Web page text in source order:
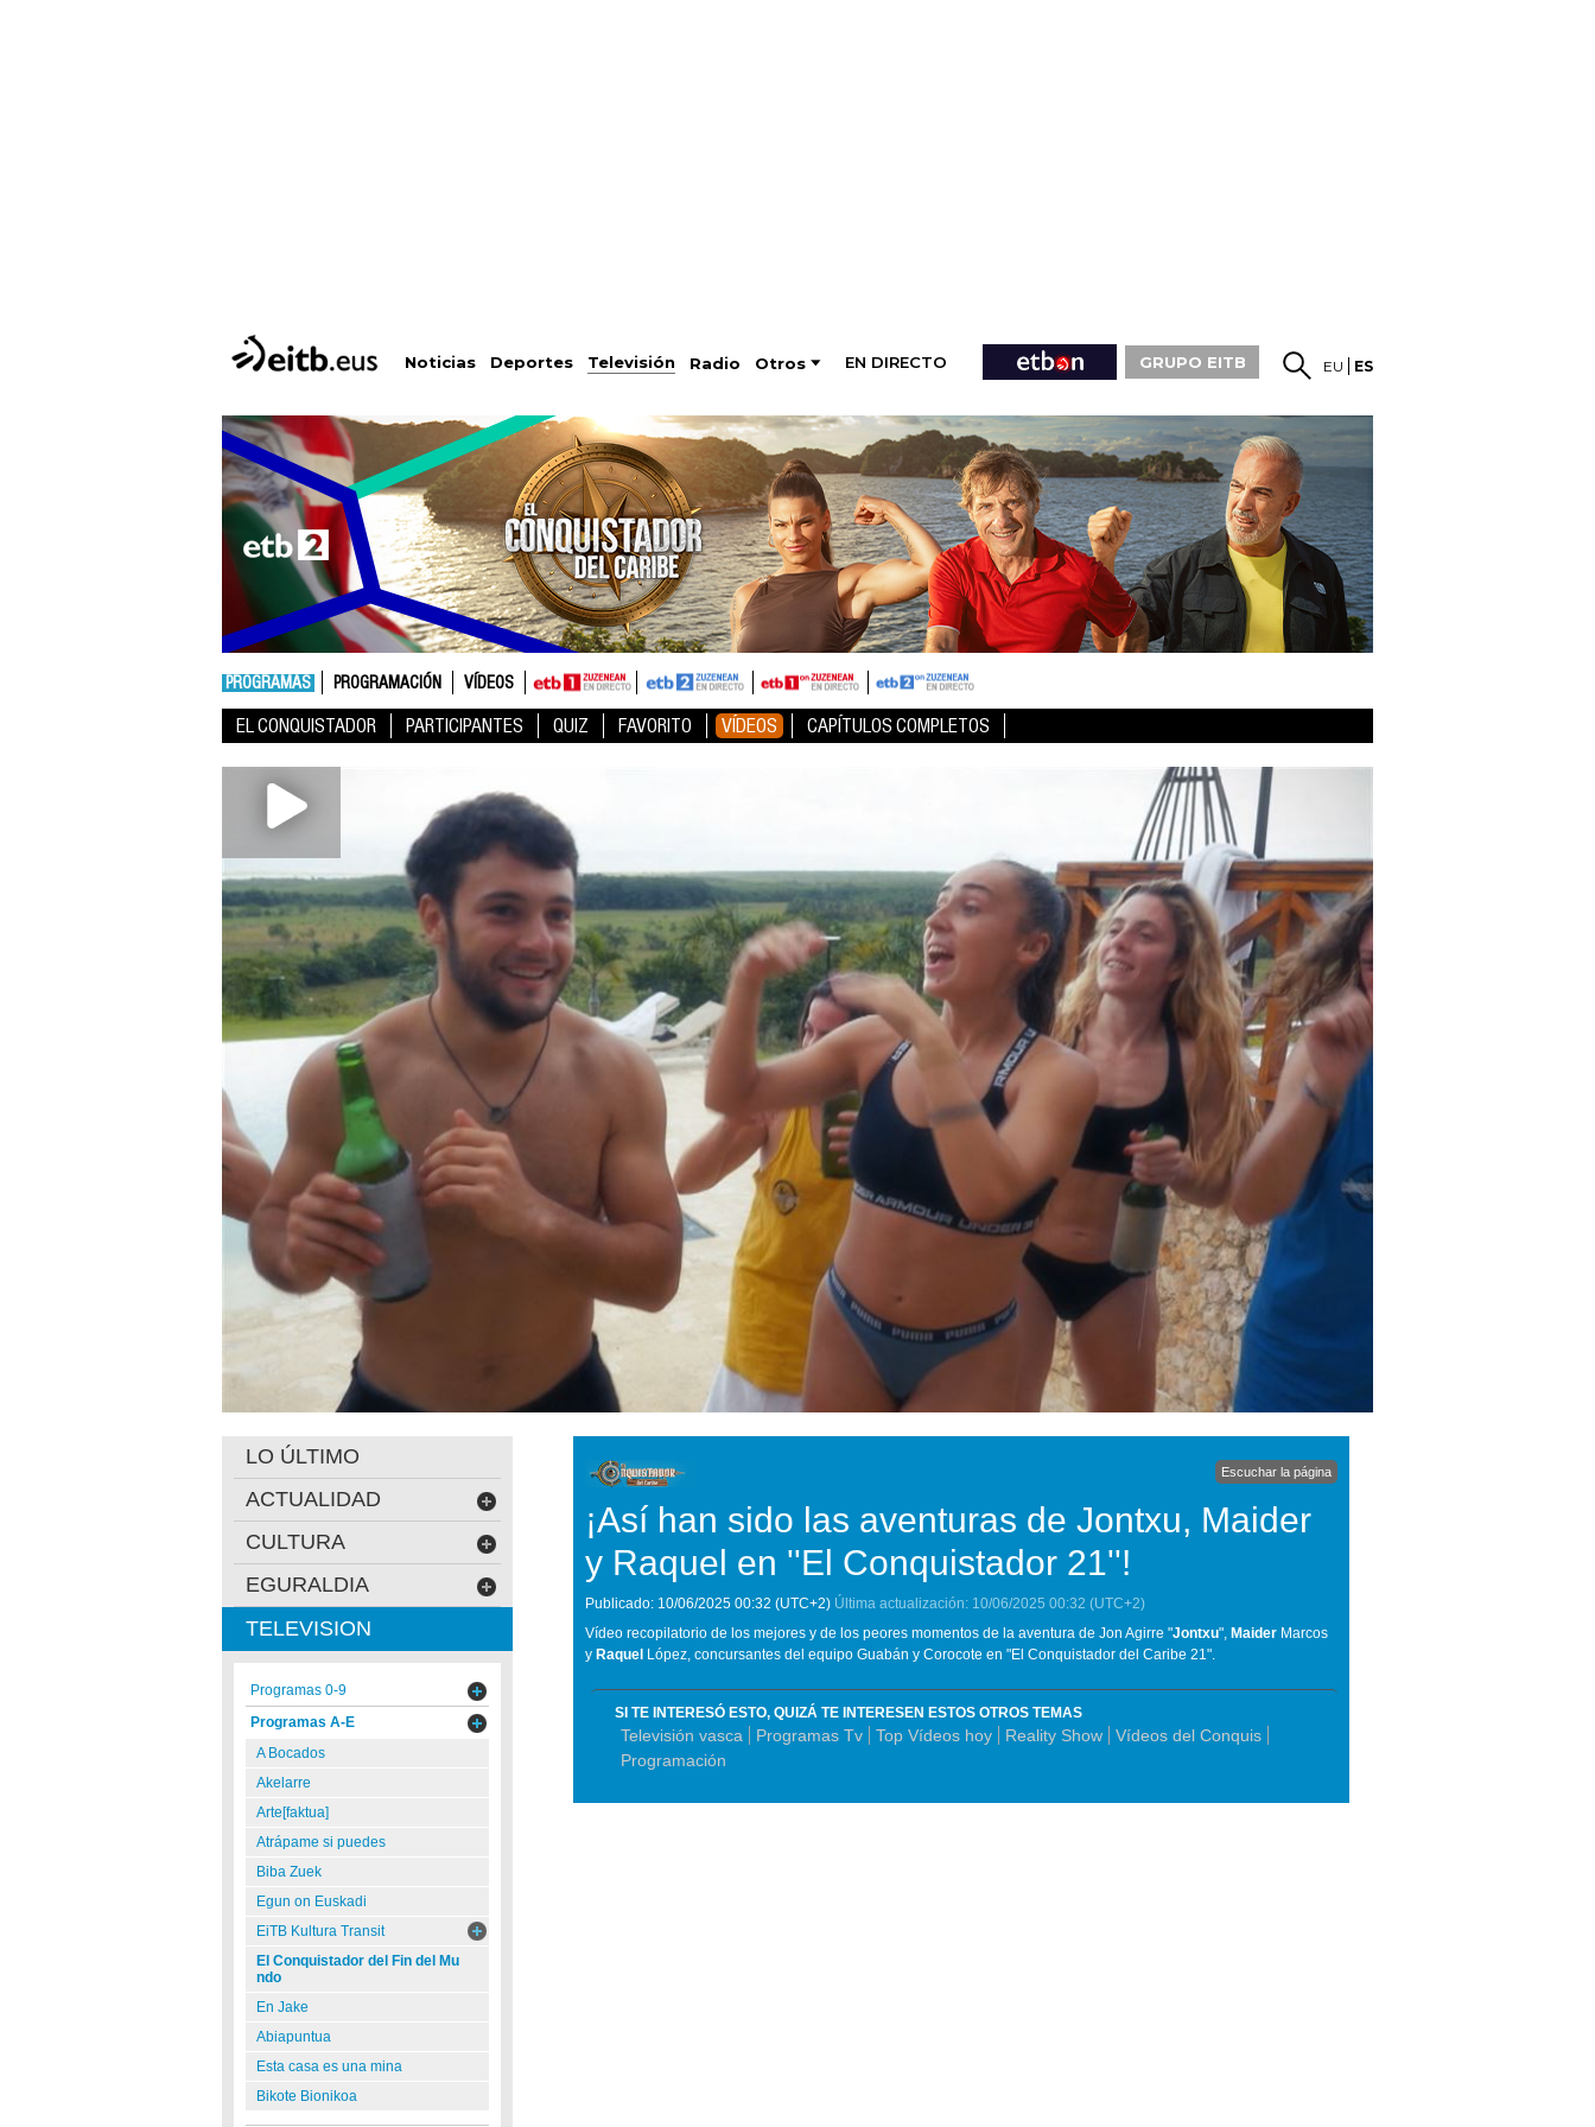
Noticias Deportes Televisión Radio Otros EN DIRECTO GRUPO EITB EU ES
PROGRAMAS PROGRAMACIÓN VÍDEOS
EL CONQUISTADOR PARTICIPANTES QUIZ FAVORITO VÍDEOS CAPÍTULOS COMPLETOS
Escuchar la página
¡Así han sido las aventuras de Jontxu, Maider
y Raquel en ''El Conquistador 21''!
Publicado: 10/06/2025 00:32 (UTC+2) Última actualización: 10/06/2025 00:32 (UTC+2)
Vídeo recopilatorio de los mejores y de los peores momentos de la aventura de Jon Agirre "Jontxu", Maider Marcos
y Raquel López, concursantes del equipo Guabán y Corocote en "El Conquistador del Caribe 21".
SI TE INTERESÓ ESTO, QUIZÁ TE INTERESEN ESTOS OTROS TEMAS
Televisión vasca Programas Tv Top Vídeos hoy Reality Show
Vídeos del Conquis
Programación
LO ÚLTIMO
ACTUALIDAD
CULTURA
EGURALDIA
TELEVISION
Programas 0-9
Programas A-E
A Bocados
Akelarre
Arte[faktua]
Atrápame si puedes
Biba Zuek
Egun on Euskadi
EiTB Kultura Transit
El Conquistador del Fin del Mu
ndo
En Jake
Abiapuntua
Esta casa es una mina
Bikote Bionikoa